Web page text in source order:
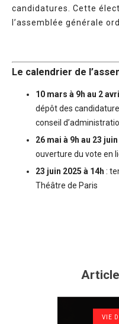
candidatures. Cette
l’assemblée générale
Le calendrier de
10 mars à 9h au 2
dépôt des
conseil
26 mai à 9h au 23
ouverture du vote en
23 juin 2025 à 14h :
Théâtre de Paris
VIE